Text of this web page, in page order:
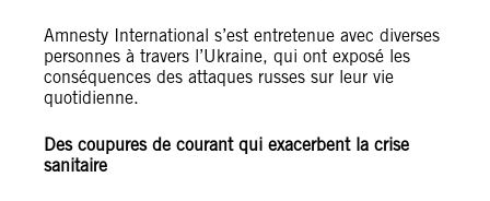
Amnesty International s’est entretenue avec diverses
personnes à travers l’Ukraine, qui ont exposé les
conséquences des attaques russes sur leur vie
quotidienne.
Des coupures de courant qui exacerbent la crise
sanitaire